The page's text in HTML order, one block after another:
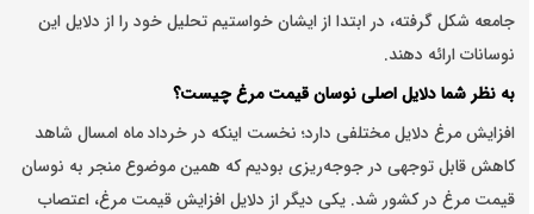
جامعه شکل گرفته، در ابتدا از ایشان خواستیم تحلیل خود را از دلایل این
نوسانات ارائه دهند.
به نظر شما دلایل اصلی نوسان قیمت مرغ چیست؟
افزایش مرغ دلایل مختلفی دارد؛ نخست اینکه در خرداد ماه امسال شاهد
کاهش قابل توجهی در جوجه‌ریزی بودیم که همین موضوع منجر به نوسان
قیمت مرغ در کشور شد. یکی دیگر از دلایل افزایش قیمت مرغ، اعتصاب